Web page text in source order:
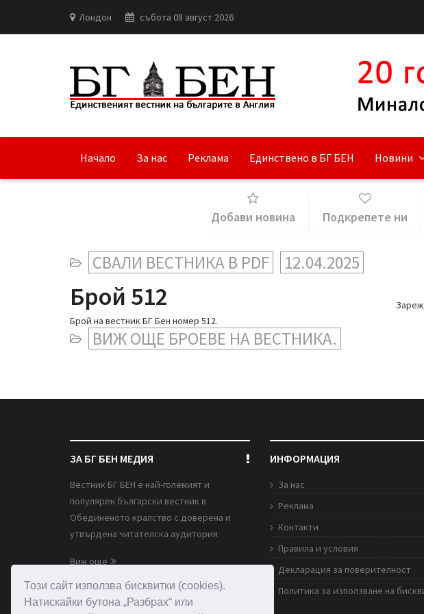
Този сайт използва бисквитки (cookies).
Натискайки бутона „Разбрах“ или
Лондон събота 08 август 2026
Начало За нас Реклама Единствено в БГ БЕН Новини
Добави новина Подкрепете ни
СВАЛИ ВЕСТНИКА В PDF 12.04.2025
Брой 512
Брой на вестник БГ Бен номер 512.
ВИЖ ОЩЕ БРОЕВЕ НА ВЕСТНИКА.
ЗА БГ БЕН МЕДИЯ
Вестник БГ БЕН е най-големият и
популярен български вестник в
Обединеното кралство с доверена и
утвърдена читателска аудитория.
Виж още
1st Floor, 79 West Ham Lane, Stratford,
London E15 4PH
ИНФОРМАЦИЯ
За нас
Реклама
Контакти
Правила и условия
Декларация за поверителност
Политика за използване на